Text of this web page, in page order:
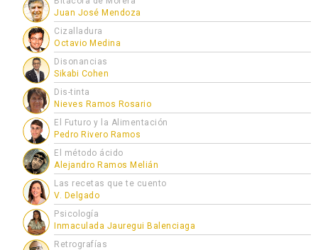
Juan José Mendoza
Cizalladura
Octavio Medina
Disonancias
Sikabi Cohen
Dis-tinta
Nieves Ramos Rosario
El Futuro y la Alimentación
Pedro Rivero Ramos
El método ácido
Alejandro Ramos Melián
Las recetas que te cuento
V. Delgado
Psicología
Inmaculada Jauregui Balenciaga
Retrografías